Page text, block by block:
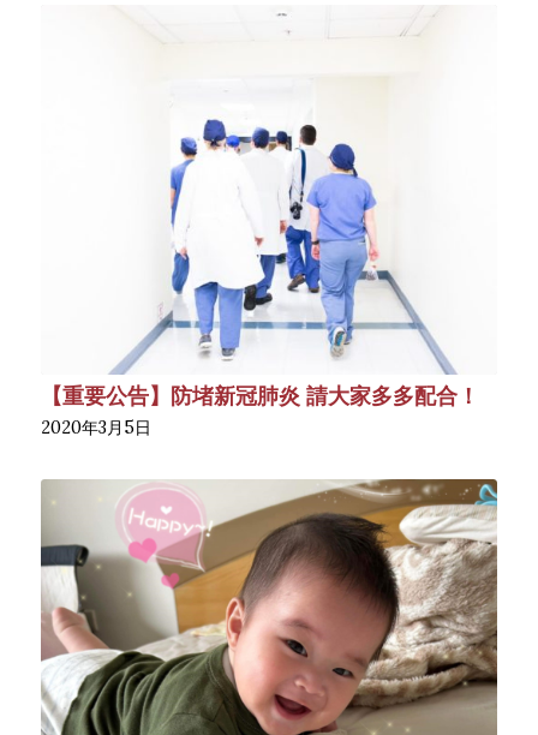
【重要公告】防堵新冠肺炎 請大家多多配合！
2020年3月5日